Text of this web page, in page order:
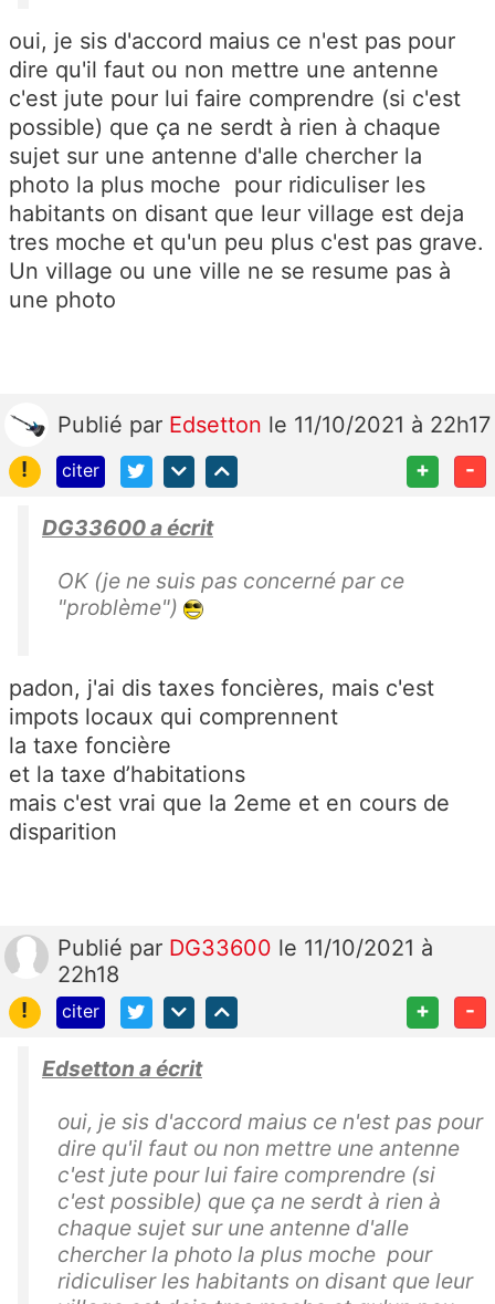
oui, je sis d'accord maius ce n'est pas pour
dire qu'il faut ou non mettre une antenne
c'est jute pour lui faire comprendre (si c'est
possible) que ça ne serdt à rien à chaque
sujet sur une antenne d'alle chercher la
photo la plus moche pour ridiculiser les
habitants on disant que leur village est deja
tres moche et qu'un peu plus c'est pas grave.
Un village ou une ville ne se resume pas à
une photo
Publié par Edsetton le 11/10/2021 à 22h17
!
citer + -
DG33600 a écrit
OK (je ne suis pas concerné par ce
"problème")
padon, j'ai dis taxes foncières, mais c'est
impots locaux qui comprennent
la taxe foncière
et la taxe d’habitations
mais c'est vrai que la 2eme et en cours de
disparition
Publié par DG33600 le 11/10/2021 à
22h18
!
citer + -
Edsetton a écrit
oui, je sis d'accord maius ce n'est pas pour
dire qu'il faut ou non mettre une antenne
c'est jute pour lui faire comprendre (si
c'est possible) que ça ne serdt à rien à
chaque sujet sur une antenne d'alle
chercher la photo la plus moche pour
ridiculiser les habitants on disant que leur